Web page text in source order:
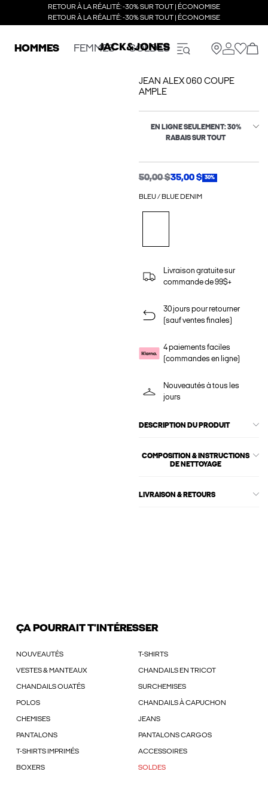
RETOUR À LA RÉALITÉ: -30% SUR TOUT | ÉCONOMISE
RETOUR À LA RÉALITÉ: -30% SUR TOUT | ÉCONOMISE
HOMMES FEMMES SOLDES
JEAN ALEX 060 COUPE
AMPLE
EN LIGNE SEULEMENT: 30%
RABAIS SUR TOUT
50,00 $35,00 $ 30%
BLEU / BLUE DENIM
Livraison gratuite sur
commande de 99$+
30 jours pour retourner
(sauf ventes finales)
4 paiements faciles
(commandes en ligne)
Nouveautés à tous les
jours
DESCRIPTION DU PRODUIT
COMPOSITION & INSTRUCTIONS
DE NETTOYAGE
LIVRAISON & RETOURS
ÇA POURRAIT T'INTÉRESSER
NOUVEAUTÉS T-SHIRTS
VESTES & MANTEAUX CHANDAILS EN TRICOT
CHANDAILS OUATÉS SURCHEMISES
POLOS CHANDAILS À CAPUCHON
CHEMISES JEANS
PANTALONS PANTALONS CARGOS
T-SHIRTS IMPRIMÉS ACCESSOIRES
BOXERS SOLDES